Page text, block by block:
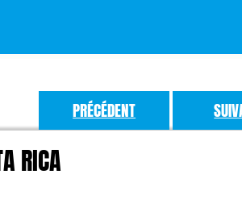
PRÉCÉDENT
RICA